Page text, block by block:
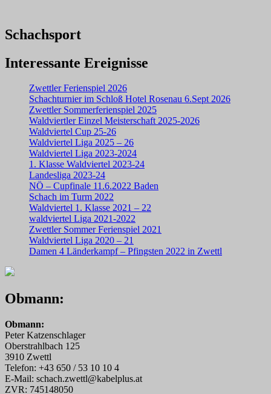
Schachsport
Interessante Ereignisse
Zwettler Ferienspiel 2026
Schachturnier im Schloß Hotel Rosenau 6.Sept 2026
Zwettler Sommerferienspiel 2025
Waldviertler Einzel Meisterschaft 2025-2026
Waldviertel Cup 25-26
Waldviertel Liga 2025 – 26
Waldviertel Liga 2023-2024
1. Klasse Waldviertel 2023-24
Landesliga 2023-24
NÖ – Cupfinale 11.6.2022 Baden
Schach im Turm 2022
Waldviertel 1. Klasse 2021 – 22
waldviertel Liga 2021-2022
Zwettler Sommer Ferienspiel 2021
Waldviertel Liga 2020 – 21
Damen 4 Länderkampf – Pfingsten 2022 in Zwettl
Obmann:
Obmann:
Peter Katzenschlager
Oberstrahlbach 125
3910 Zwettl
Telefon: +43 650 / 53 10 10 4
E-Mail: schach.zwettl@kabelplus.at
ZVR: 745148050